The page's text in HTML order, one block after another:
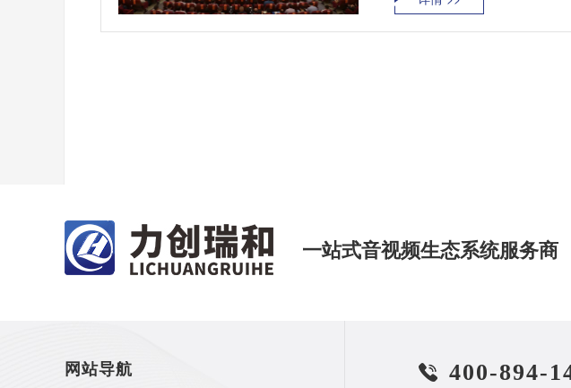
一站式音视频生态系统服务商
网站导航 400-894-